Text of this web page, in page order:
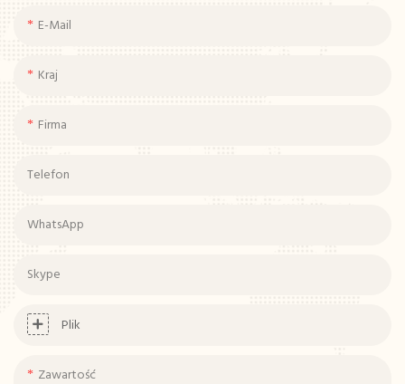
E-Mail
Kraj
Firma
Telefon
WhatsApp
Skype
Plik
Zawartość